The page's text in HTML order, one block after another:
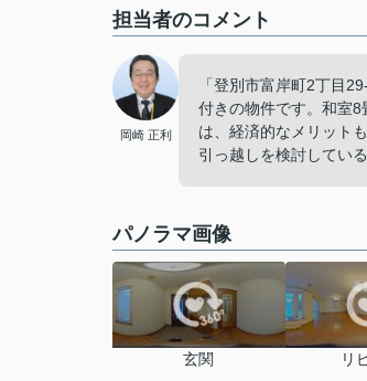
担当者のコメント
岡崎 正利
「登別市富岸町2丁目
付きの物件です。和室
は、経済的なメリット
引っ越しを検討してい
パノラマ画像
玄関 リ